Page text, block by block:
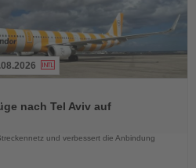
nach Tel Aviv auf
und verbessert die Anbindung